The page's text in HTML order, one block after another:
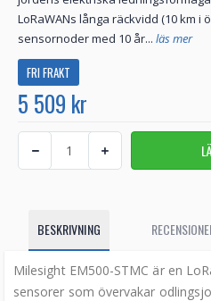
LoRaWANs långa räckvidd (10 km i
sensornoder med 10 år... läs mer
FRI FRAKT
5 509 kr
BESKRIVNING
Milesight EM500-STMC är en
sensorer som övervakar